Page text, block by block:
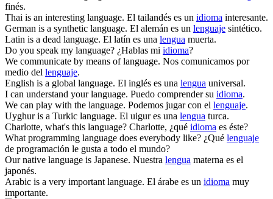
finés.
Thai is an interesting language. El tailandés es un idioma interesante.
German is a synthetic language. El alemán es un lenguaje sintético.
Latin is a dead language. El latín es una lengua muerta.
Do you speak my language? ¿Hablas mi idioma?
We communicate by means oflanguage. Nos comunicamos por
medio del lenguaje.
English is a global language. El inglés es una lengua universal.
I can understand yourlanguage. Puedo comprender su idioma.
We can play with the language. Podemos jugar con el lenguaje.
Uyghur is a Turkic language. El uigur es una lengua turca.
Charlotte, what's this language? Charlotte, ¿qué idioma es éste?
What programming language does everybody like? ¿Qué lenguaje
de programación le gusta a todo el mundo?
Our native language is Japanese. Nuestra lengua materna es el
japonés.
Arabic is a very importantlanguage. El árabe es un idioma muy
importante.